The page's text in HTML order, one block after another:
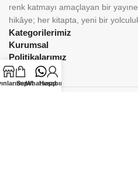
Kategorilerimiz
Kurumsal
Politikalarımız
renk katmayı amaçlayan bir
hikâye; her kitapta, yeni bir
SepetWhatsapp
Hesabım